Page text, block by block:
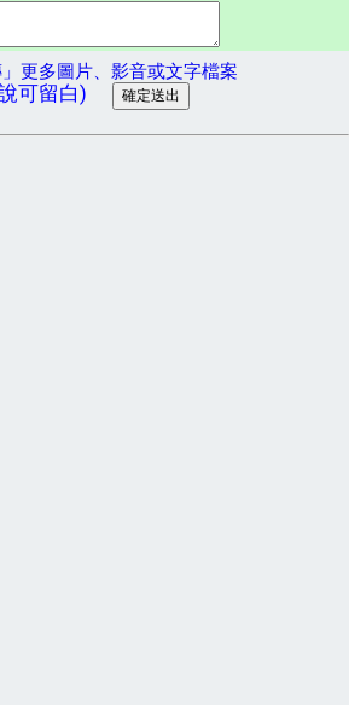
更多圖片、影音或文字檔案
可留白)